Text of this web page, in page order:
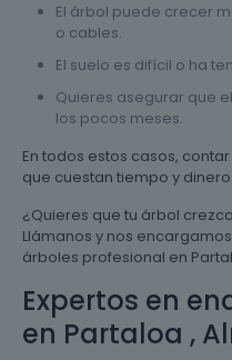
El árbol puede crecer
o cables.
El suelo es difícil o ha
Quieres asegurar que
los pocos meses.
En todos estos casos,
que cuestan tiempo y dinero.
¿Quieres que tu árbol
Llámanos y nos
árboles profesional en
Expertos en
en Partaloa ,